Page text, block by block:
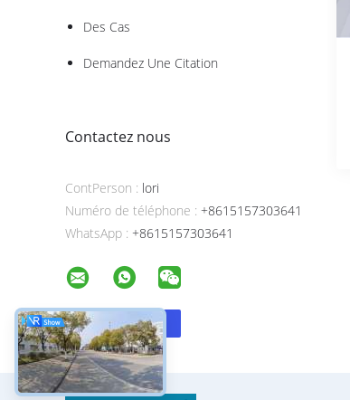
Des Cas
Demandez Une Citation
Contactez nous
ContPerson : lori
Numéro de téléphone : +8615157303641
WhatsApp : +8615157303641